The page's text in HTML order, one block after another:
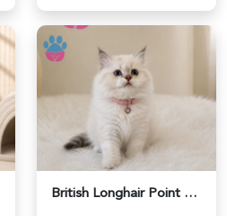
British Longhair Point Erkek Yavrumuz - 5209